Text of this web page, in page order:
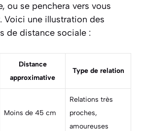
ou se penchera vers vous
Voici une illustration des
de distance sociale :
Distance
approximative
Type de relation
Moins de 45 cm
Relations très
proches,
amoureuses